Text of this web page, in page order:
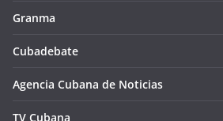
Granma
Cubadebate
Agencia Cubana de Noticias
TV Cubana